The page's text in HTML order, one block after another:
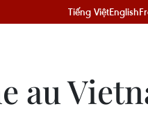
Tiếng ViệtEnglish
au